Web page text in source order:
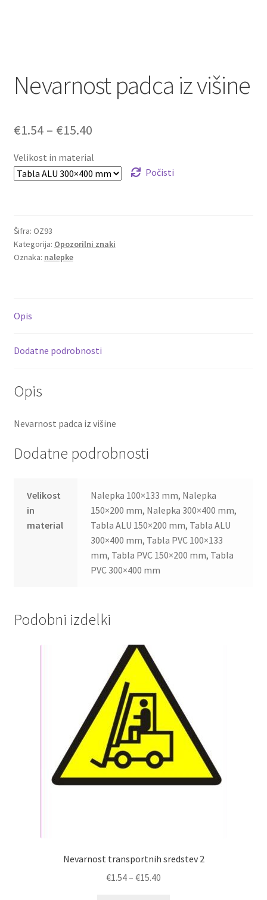
Nevarnost padca iz višine
€1.54 – €15.40Cenovni
razpon:
od
€15.40
Velikost in material
Počisti
Šifra: OZ93
Kategorija: Opozorilni znaki
Oznaka: nalepke
Opis
Dodatne podrobnosti
Opis
Nevarnost padca iz višine
Dodatne podrobnosti
Velikost
in
material
Nalepka 100×133 mm, Nalepka
150×200 mm, Nalepka 300×400 mm,
Tabla ALU 150×200 mm, Tabla ALU
300×400 mm, Tabla PVC 100×133
mm, Tabla PVC 150×200 mm, Tabla
PVC 300×400 mm
Podobni izdelki
Nevarnost transportnih sredstev 2
€1.54– €15.40